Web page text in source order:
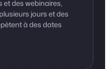
et des webinaires,
jours et des
à des dates